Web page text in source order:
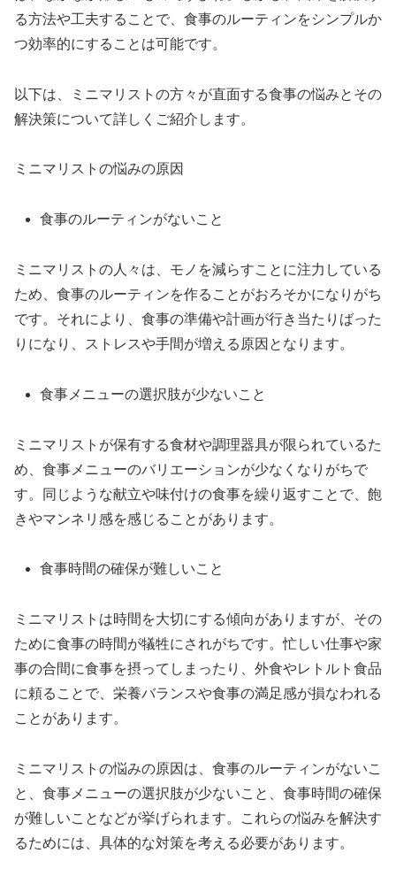
る方法や工夫することで、食事のルーティンをシンプルか
つ効率的にすることは可能です。
以下は、ミニマリストの方々が直面する食事の悩みとその
解決策について詳しくご紹介します。
ミニマリストの悩みの原因
食事のルーティンがないこと
ミニマリストの人々は、モノを減らすことに注力している
ため、食事のルーティンを作ることがおろそかになりがち
です。それにより、食事の準備や計画が行き当たりばった
りになり、ストレスや手間が増える原因となります。
食事メニューの選択肢が少ないこと
ミニマリストが保有する食材や調理器具が限られているた
め、食事メニューのバリエーションが少なくなりがちで
す。同じような献立や味付けの食事を繰り返すことで、飽
きやマンネリ感を感じることがあります。
食事時間の確保が難しいこと
ミニマリストは時間を大切にする傾向がありますが、その
ために食事の時間が犠牲にされがちです。忙しい仕事や家
事の合間に食事を摂ってしまったり、外食やレトルト食品
に頼ることで、栄養バランスや食事の満足感が損なわれる
ことがあります。
ミニマリストの悩みの原因は、食事のルーティンがないこ
と、食事メニューの選択肢が少ないこと、食事時間の確保
が難しいことなどが挙げられます。これらの悩みを解決す
るためには、具体的な対策を考える必要があります。